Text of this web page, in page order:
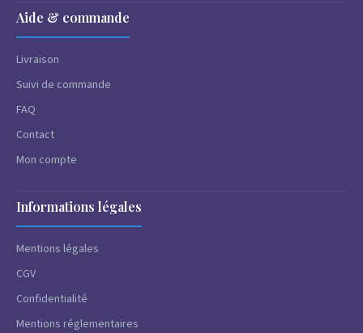
Aide & commande
Livraison
Suivi de commande
FAQ
Contact
Mon compte
Informations légales
Mentions légales
CGV
Confidentialité
Mentions réglementaires